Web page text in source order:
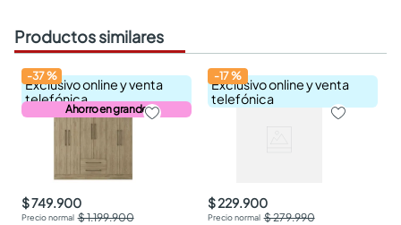
Productos similares
Exclusivo online y venta
telefónica
Ahorro en grande
-37%
$ 749.900
$ 1.199.900
Exclusivo online y venta
telefónica
-17%
$ 229.900
$ 279.990